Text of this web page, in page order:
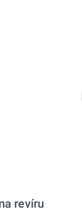
revíru